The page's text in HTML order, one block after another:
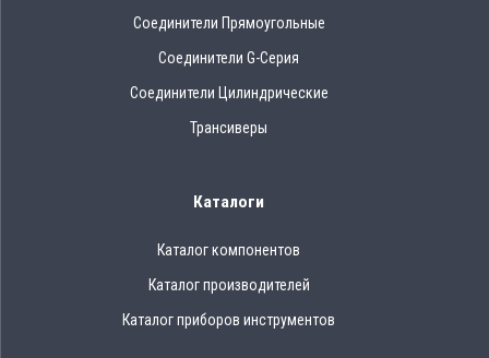
Соединители Прямоугольные
Соединители G-Серия
Соединители Цилиндрические
Трансиверы
Каталоги
Каталог компонентов
Каталог производителей
Каталог приборов инструментов